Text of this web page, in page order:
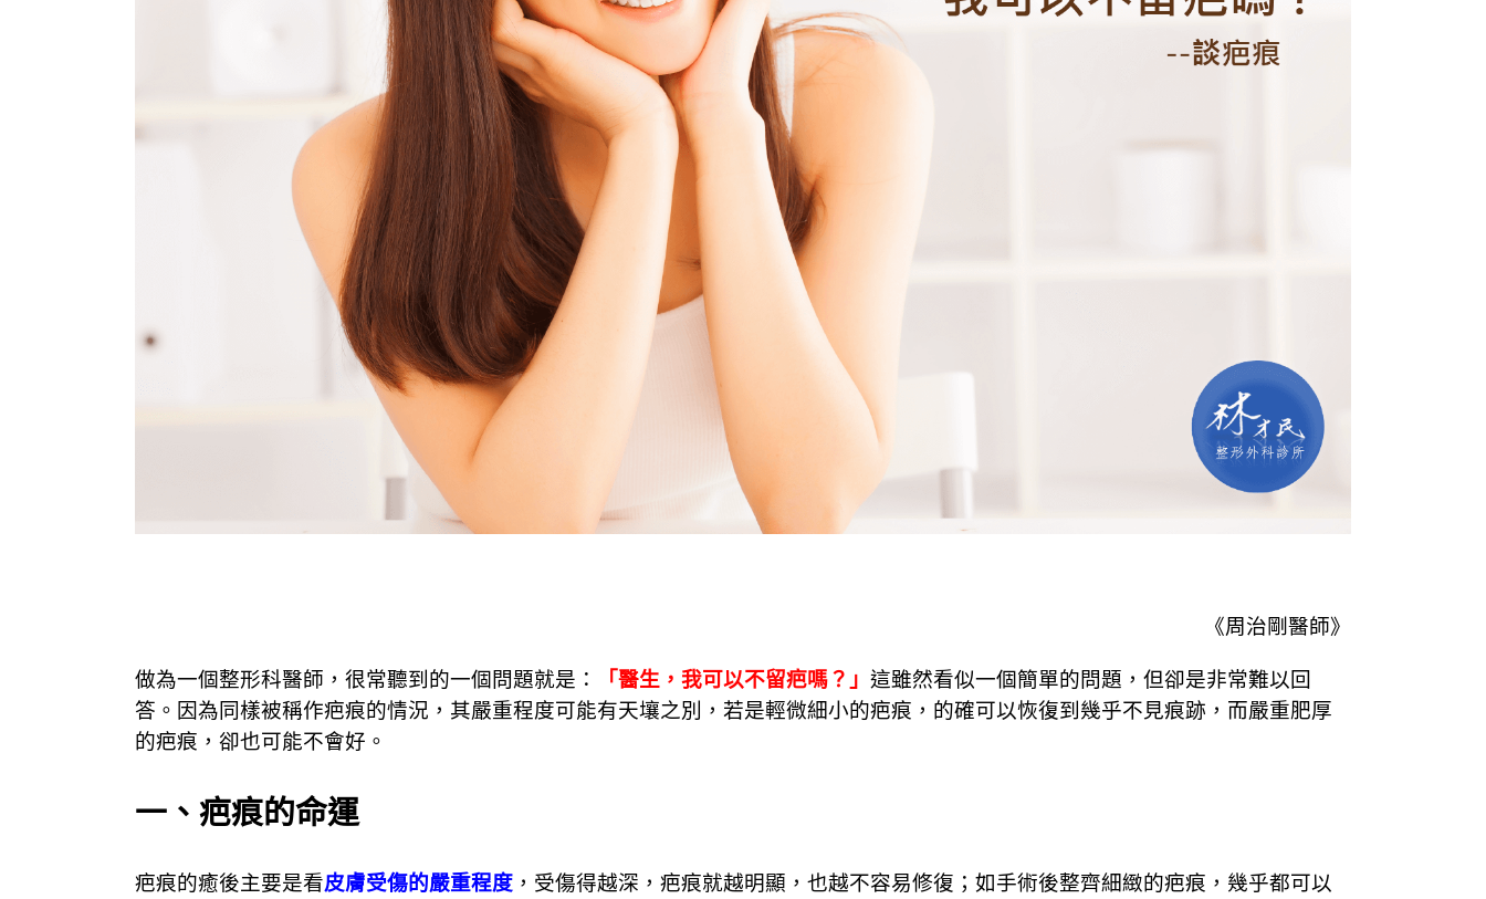
《周治剛醫師》
做為一個整形科醫師，很常聽到的一個問題就是： 「醫生，我可以不留疤嗎？」 這雖然看似一個簡單的問題，但卻是非常難以回
答。因為同樣被稱作疤痕的情況，其嚴重程度可能有天壤之別，若是輕微細小的疤痕，的確可以恢復到幾乎不見痕跡，而嚴重肥厚
的疤痕，卻也可能不會好。
一、疤痕的命運
疤痕的癒後主要是看皮膚受傷的嚴重程度 ，受傷得越深，疤痕就越明顯，也越不容易修復；如手術後整齊細緻的疤痕，幾乎都可以